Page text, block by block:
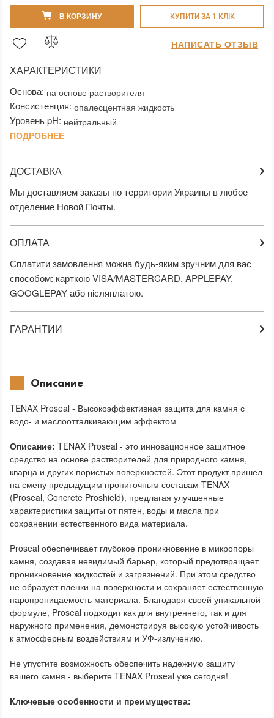
В КОРЗИНУ КУПИТИ ЗА 1 КЛIК
ХАРАКТЕРИСТИКИ
Основа: на основе растворителя
Консистенция: опалесцентная жидкость
Уровень pH: нейтральный
ПОДРОБНЕЕ
ДОСТАВКА
Мы доставляем заказы по территории Украины в любое
отделение Новой Почты.
ОПЛАТА
Сплатити замовлення можна будь-яким зручним для вас
способом: карткою VISA/MASTERCARD, APPLEPAY,
GOOGLEPAY або післяплатою.
ГАРАНТИИ
НАПИСАТЬ ОТЗЫВ
Описание
TENAX Proseal - Высокоэффективная защита для камня с
водо- и маслоотталкивающим эффектом
Описание: TENAX Proseal - это инновационное защитное
средство на основе растворителей для природного камня,
кварца и других пористых поверхностей. Этот продукт пришел
на смену предыдущим пропиточным составам TENAX
(Proseal, Concrete Proshield), предлагая улучшенные
характеристики защиты от пятен, воды и масла при
сохранении естественного вида материала.
Proseal обеспечивает глубокое проникновение в микропоры
камня, создавая невидимый барьер, который предотвращает
проникновение жидкостей и загрязнений. При этом средство
не образует пленки на поверхности и сохраняет естественную
паропроницаемость материала. Благодаря своей уникальной
формуле, Proseal подходит как для внутреннего, так и для
наружного применения, демонстрируя высокую устойчивость
к атмосферным воздействиям и УФ-излучению.
Не упустите возможность обеспечить надежную защиту
вашего камня - выберите TENAX Proseal уже сегодня!
Ключевые особенности и преимущества: